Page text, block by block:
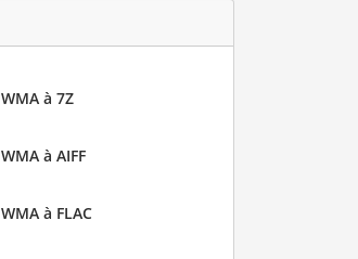
WMA à 7Z
WMA à AIFF
WMA à FLAC